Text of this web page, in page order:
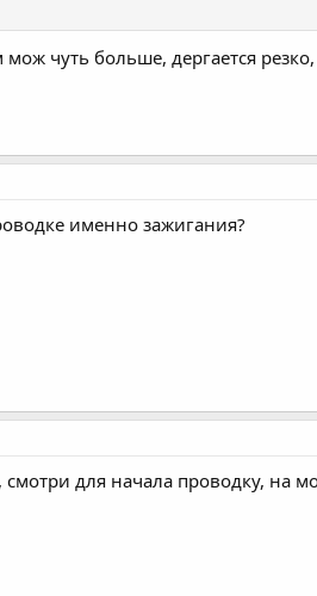
чуть больше, дергается
именно зажигания?
смотри для начала проводку, на